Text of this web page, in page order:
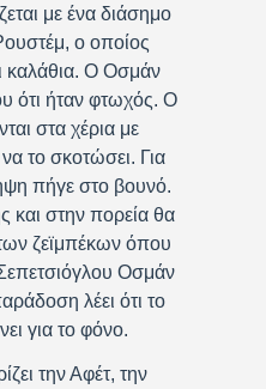
με ένα διάσημο
ο οποίος
καλάθια. Ο Οσμάν
ότι ήταν φτωχός. Ο
στα χέρια με
το σκοτώσει. Για
πήγε στο βουνό.
και στην πορεία θα
ζεϊμπέκων όπου
Οσμάν
λέει ότι το
για το φόνο.
την Αφέτ, την